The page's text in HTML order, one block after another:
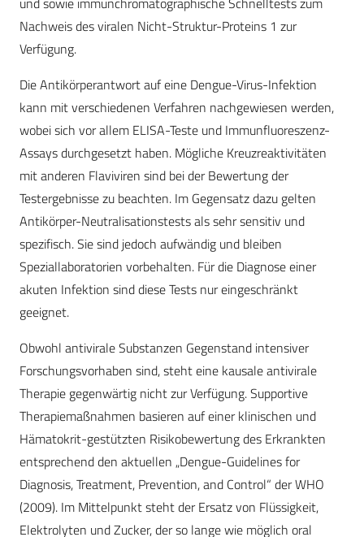
Nachweis des viralen Nicht-Struktur-Proteins 1 zur
Verfügung.
Die Antikörperantwort auf eine Dengue-Virus-Infektion
kann mit verschiedenen Verfahren nachgewiesen werden,
wobei sich vor allem ELISA-Teste und Immunfluoreszenz-
Assays durchgesetzt haben. Mögliche Kreuzreaktivitäten
mit anderen Flaviviren sind bei der Bewertung der
Testergebnisse zu beachten. Im Gegensatz dazu gelten
Antikörper-Neutralisationstests als sehr sensitiv und
spezifisch. Sie sind jedoch aufwändig und bleiben
Speziallaboratorien vorbehalten. Für die Diagnose einer
akuten Infektion sind diese Tests nur eingeschränkt
geeignet.
Obwohl antivirale Substanzen Gegenstand intensiver
Forschungsvorhaben sind, steht eine kausale antivirale
Therapie gegenwärtig nicht zur Verfügung. Supportive
Therapiemaßnahmen basieren auf einer klinischen und
Hämatokrit-gestützten Risikobewertung des Erkrankten
entsprechend den aktuellen „Dengue-Guidelines for
Diagnosis, Treatment, Prevention, and Control“ der WHO
(2009). Im Mittelpunkt steht der Ersatz von Flüssigkeit,
Elektrolyten und Zucker, der so lange wie möglich oral